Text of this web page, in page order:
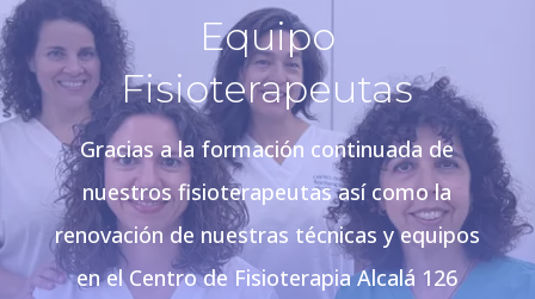
Equipo
Fisioterapeutas
Gracias a la formación continuada de
nuestros fisioterapeutas así como la
renovación de nuestras técnicas y equipos
en el Centro de Fisioterapia Alcalá 126